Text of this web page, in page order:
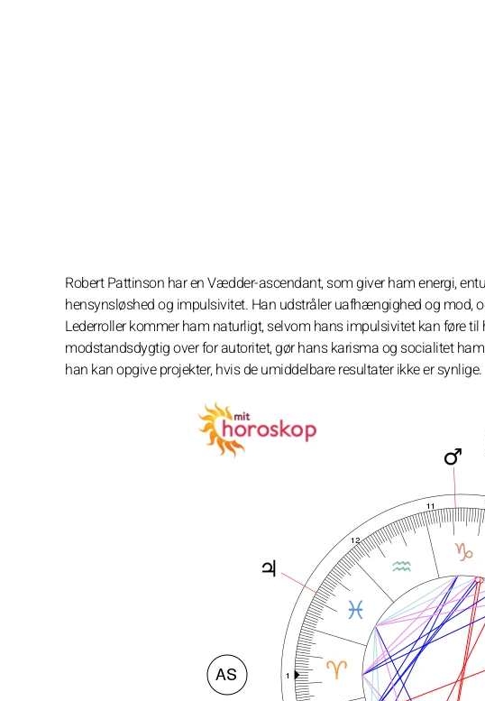
Robert Pattinson har en Vædder-ascendant, som giver ham energi,
hensynsløshed og impulsivitet. Han udstråler uafhængighed og mod,
Lederroller kommer ham naturligt, selvom hans impulsivitet kan føre
modstandsdygtig over for autoritet, gør hans karisma og socialitet
han kan opgive projekter, hvis de umiddelbare resultater ikke er synlige.